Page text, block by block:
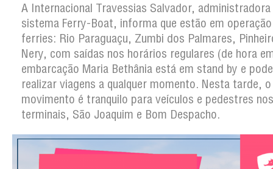
A Internacional Travessias Salvador,
sistema Ferry-Boat, informa que estão em
ferries: Rio Paraguaçu, Zumbi dos Palmares,
Nery, com saídas nos horários regulares (de hora
embarcação Maria Bethânia está em stand by e
realizar viagens a qualquer momento. Nesta tarde, o
movimento é tranquilo para veículos e pedestres
terminais, São Joaquim e Bom Despacho.